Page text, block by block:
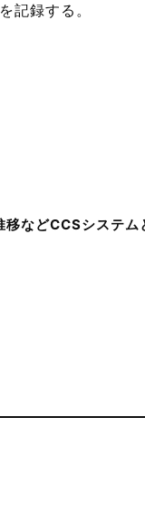
記録する。
などCCSシステ